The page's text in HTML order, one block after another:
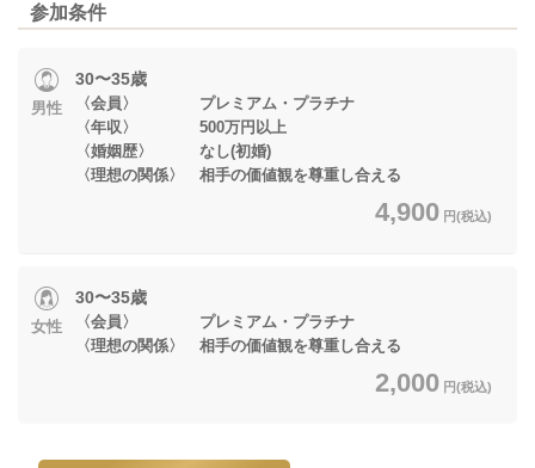
参加条件
男性
30〜35歳
〈会員〉 プレミアム・プラチナ
〈年収〉 500万円以上
〈婚姻歴〉 なし(初婚)
〈理想の関係〉 相手の価値観を尊重し合える
4,900 円(税込)
女性
30〜35歳
〈会員〉 プレミアム・プラチナ
〈理想の関係〉 相手の価値観を尊重し合える
2,000 円(税込)